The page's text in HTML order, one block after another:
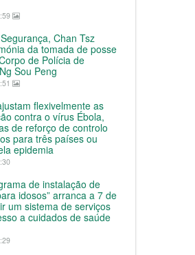
Chan Tsz
da tomada de posse
de Polícia de
Sou Peng
flexivelmente as
contra o vírus Ébola,
de reforço de controlo
para três países ou
epidemia
de instalação de
idosos” arranca a 7 de
um sistema de serviços
a cuidados de saúde